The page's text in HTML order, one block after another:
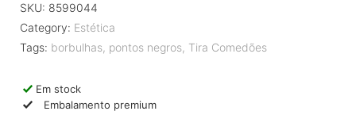
SKU: 8599044
Category: Estética
Tags: borbulhas, pontos negros, Tira Comedões
Em stock
Embalamento premium